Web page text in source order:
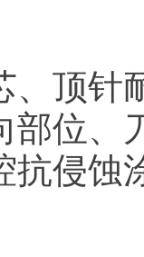
、顶针
部位、
抗侵蚀